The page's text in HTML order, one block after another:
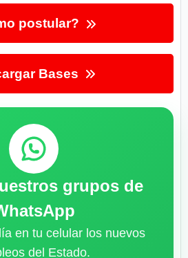
postular?
Bases
grupos de
en tu celular los nuevos
del Estado.